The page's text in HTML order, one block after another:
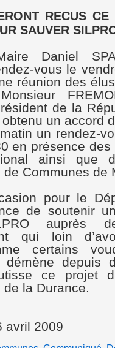
RECUS
SAUVER
Daniel
vous le
réunion des
de la
un accord
un rendez-
en présence
ainsi que
de Communes de
pour le
de soutenir
auprès
qui loin
certains
démène depuis
ce projet
la Durance.
avril 2009